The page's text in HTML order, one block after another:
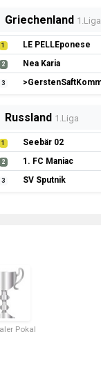
Griechenland 1.Liga
1 LE PELLEponese
2 Nea Karia
3
Russland 1.Liga
1 Seebär 02
2 1. FC Maniac
3 SV Sputnik
Pokal